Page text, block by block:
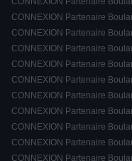
CONNEXION Partenaire
CONNEXION Partenaire
CONNEXION Partenaire
CONNEXION Partenaire
CONNEXION Partenaire
CONNEXION Partenaire
CONNEXION Partenaire
CONNEXION Partenaire
CONNEXION Partenaire
CONNEXION Partenaire